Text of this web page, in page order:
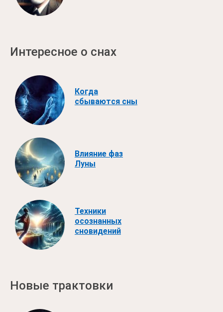
Интересное о снах
Когда
сбываются сны
Влияние фаз
Луны
Техники
осознанных
сновидений
Новые трактовки